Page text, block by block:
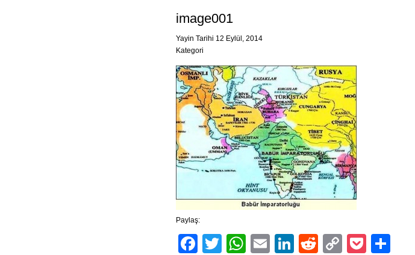
image001
Yayin Tarihi 12 Eylül, 2014
Kategori
Paylaş:
Facebook
TwitterWhatsApp
EmailLinkedIn
RedditCopyPocket